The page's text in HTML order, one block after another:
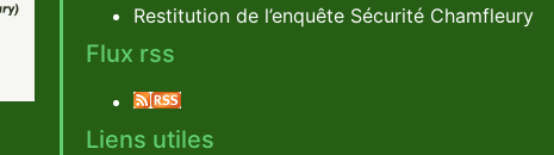
Restitution de l’enquête Sécurité Chamfleury
Flux rss
Liens utiles